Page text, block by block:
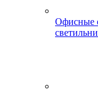
Офисные